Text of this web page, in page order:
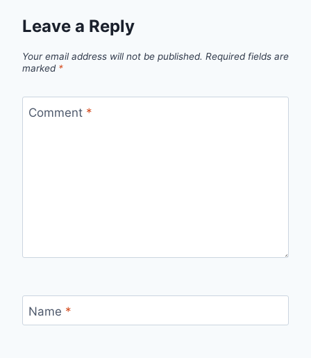
Leave a Reply
Your email address will not be published. Required fields are
marked *
Comment *
Name *